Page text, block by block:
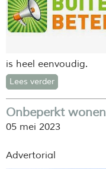
is heel eenvoudig.
Lees verder
Onbeperkt wonen
05 mei 2023
Advertorial